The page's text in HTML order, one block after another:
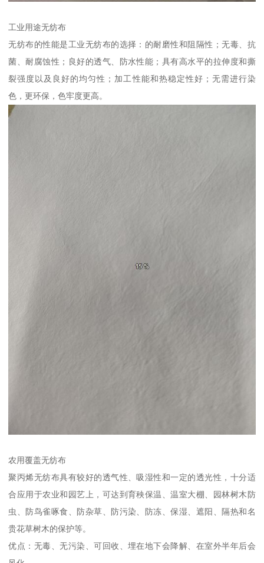
工业用途无纺布
无纺布的性能是工业无纺布的选择：的耐磨性和阻隔性；无毒、抗
菌、耐腐蚀性；良好的透气、防水性能；具有高水平的拉伸度和撕
裂强度以及良好的均匀性；加工性能和热稳定性好；无需进行染
色，更环保，色牢度更高。
农用覆盖无纺布
聚丙烯无纺布具有较好的透气性、吸湿性和一定的透光性，十分适
合应用于农业和园艺上，可达到育秧保温、温室大棚、园林树木防
虫、防鸟雀啄食、防杂草、防污染、防冻、保湿、遮阳、隔热和名
贵花草树木的保护等。
优点：无毒、无污染、可回收、埋在地下会降解、在室外半年后会